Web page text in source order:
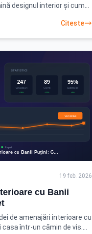
designul interior și cum
Citeste
19 feb. 2026
cu Banii
de amenajări interioare cu
într-un cămin de vis.